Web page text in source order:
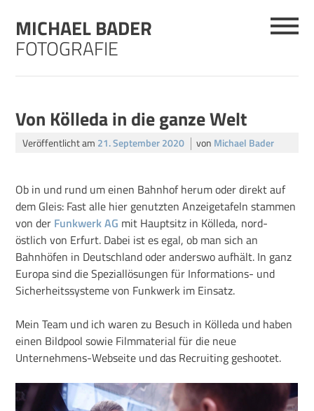
contentMICHAEL BADER
FOTOGRAFIE
Von Kölleda in die ganze Welt
Veröffentlicht am 21. September 2020 von Michael Bader
Ob in und rund um einen Bahnhof herum oder direkt auf
dem Gleis: Fast alle hier genutzten Anzeigetafeln stammen
von der Funkwerk AG mit Hauptsitz in Kölleda, nord-
östlich von Erfurt. Dabei ist es egal, ob man sich an
Bahnhöfen in Deutschland oder anderswo aufhält. In ganz
Europa sind die Speziallösungen für Informations- und
Sicherheitssysteme von Funkwerk im Einsatz.
Mein Team und ich waren zu Besuch in Kölleda und haben
einen Bildpool sowie Filmmaterial für die neue
Unternehmens-Webseite und das Recruiting geshootet.